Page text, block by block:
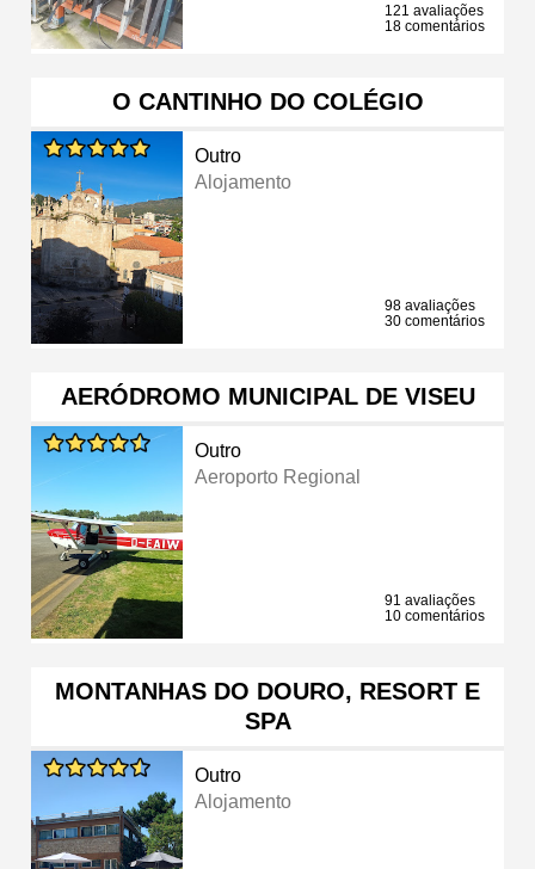
121 avaliações
18 comentários
O CANTINHO DO COLÉGIO
Outro
Alojamento
98 avaliações
30 comentários
AERÓDROMO MUNICIPAL DE VISEU
Outro
Aeroporto Regional
91 avaliações
10 comentários
MONTANHAS DO DOURO, RESORT E
SPA
Outro
Alojamento